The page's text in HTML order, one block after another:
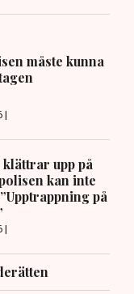
måste kunna
|
upp på
kan inte
på
|